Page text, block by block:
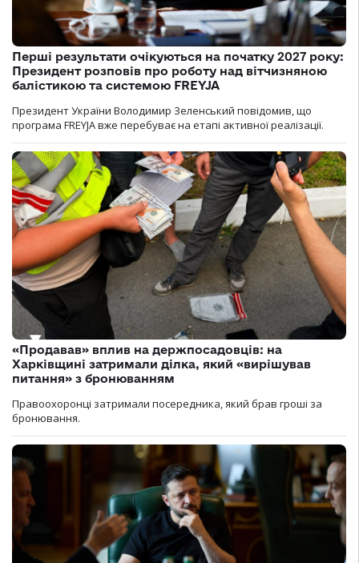
Перші результати очікуються на початку 2027 року:
Президент розповів про роботу над вітчизняною
балістикою та системою FREYJA
Президент України Володимир Зеленський повідомив, що
програма FREYJA вже перебуває на етапі активної реалізації.
«Продавав» вплив на держпосадовців: на
Харківщині затримали ділка, який «вирішував
питання» з бронюванням
Правоохоронці затримали посередника, який брав гроші за
бронювання.